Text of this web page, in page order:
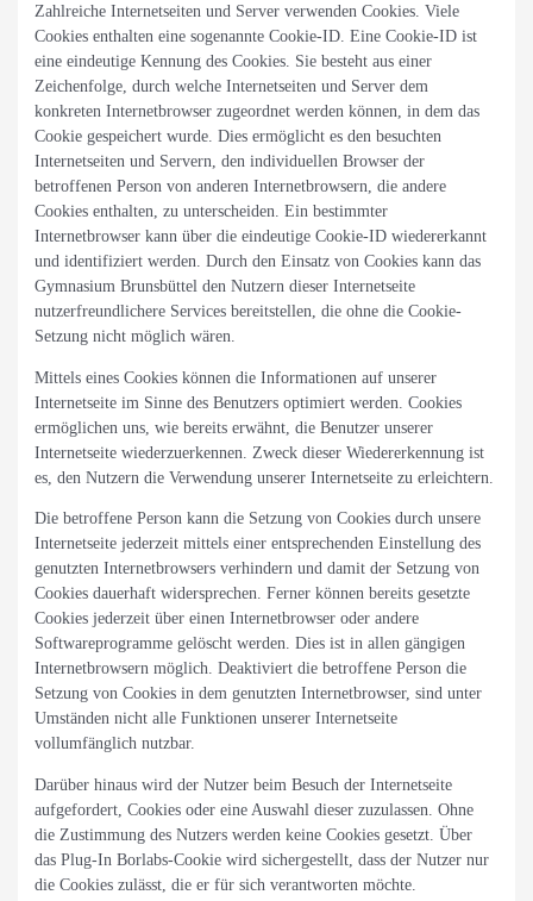
Zahlreiche Internetseiten und Server verwenden Cookies. Viele
Cookies enthalten eine sogenannte Cookie-ID. Eine Cookie-ID ist
eine eindeutige Kennung des Cookies. Sie besteht aus einer
Zeichenfolge, durch welche Internetseiten und Server dem
konkreten Internetbrowser zugeordnet werden können, in dem das
Cookie gespeichert wurde. Dies ermöglicht es den besuchten
Internetseiten und Servern, den individuellen Browser der
betroffenen Person von anderen Internetbrowsern, die andere
Cookies enthalten, zu unterscheiden. Ein bestimmter
Internetbrowser kann über die eindeutige Cookie-ID wiedererkannt
und identifiziert werden. Durch den Einsatz von Cookies kann das
Gymnasium Brunsbüttel den Nutzern dieser Internetseite
nutzerfreundlichere Services bereitstellen, die ohne die Cookie-
Setzung nicht möglich wären.
Mittels eines Cookies können die Informationen auf unserer
Internetseite im Sinne des Benutzers optimiert werden. Cookies
ermöglichen uns, wie bereits erwähnt, die Benutzer unserer
Internetseite wiederzuerkennen. Zweck dieser Wiedererkennung ist
es, den Nutzern die Verwendung unserer Internetseite zu erleichtern.
Die betroffene Person kann die Setzung von Cookies durch unsere
Internetseite jederzeit mittels einer entsprechenden Einstellung des
genutzten Internetbrowsers verhindern und damit der Setzung von
Cookies dauerhaft widersprechen. Ferner können bereits gesetzte
Cookies jederzeit über einen Internetbrowser oder andere
Softwareprogramme gelöscht werden. Dies ist in allen gängigen
Internetbrowsern möglich. Deaktiviert die betroffene Person die
Setzung von Cookies in dem genutzten Internetbrowser, sind unter
Umständen nicht alle Funktionen unserer Internetseite
vollumfänglich nutzbar.
Darüber hinaus wird der Nutzer beim Besuch der Internetseite
aufgefordert, Cookies oder eine Auswahl dieser zuzulassen. Ohne
die Zustimmung des Nutzers werden keine Cookies gesetzt. Über
das Plug-In Borlabs-Cookie wird sichergestellt, dass der Nutzer nur
die Cookies zulässt, die er für sich verantworten möchte.